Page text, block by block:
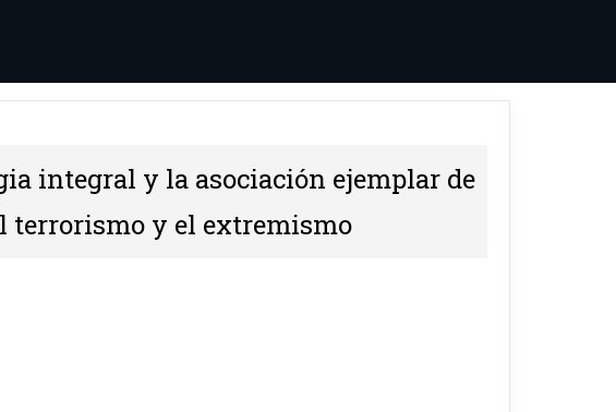
integral y la asociación ejemplar de
terrorismo y el extremismo